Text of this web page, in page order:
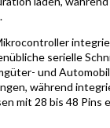
serielle
und
während
mit 28 bis 48 Pins